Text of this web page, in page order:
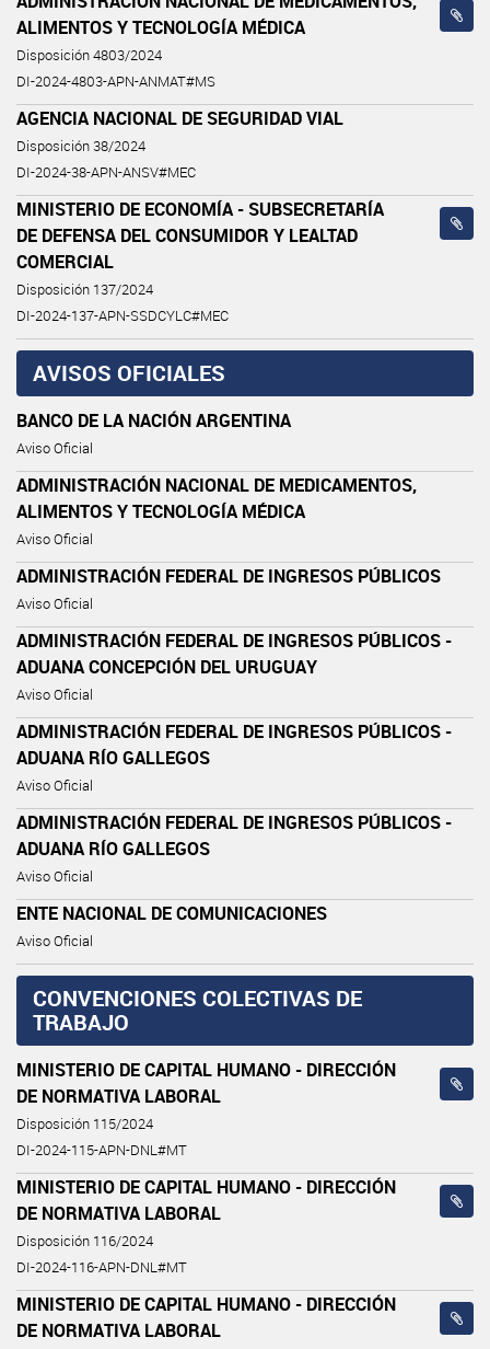
ALIMENTOS Y TECNOLOGÍA MÉDICA
Disposición 4803/2024
DI-2024-4803-APN-ANMAT#MS
AGENCIA NACIONAL DE SEGURIDAD VIAL
Disposición 38/2024
DI-2024-38-APN-ANSV#MEC
MINISTERIO DE ECONOMÍA - SUBSECRETARÍA
DE DEFENSA DEL CONSUMIDOR Y LEALTAD
COMERCIAL
Disposición 137/2024
DI-2024-137-APN-SSDCYLC#MEC
AVISOS OFICIALES
BANCO DE LA NACIÓN ARGENTINA
Aviso Oficial
ADMINISTRACIÓN NACIONAL DE MEDICAMENTOS,
ALIMENTOS Y TECNOLOGÍA MÉDICA
Aviso Oficial
ADMINISTRACIÓN FEDERAL DE INGRESOS PÚBLICOS
Aviso Oficial
ADMINISTRACIÓN FEDERAL DE INGRESOS PÚBLICOS -
ADUANA CONCEPCIÓN DEL URUGUAY
Aviso Oficial
ADMINISTRACIÓN FEDERAL DE INGRESOS PÚBLICOS -
ADUANA RÍO GALLEGOS
Aviso Oficial
ADMINISTRACIÓN FEDERAL DE INGRESOS PÚBLICOS -
ADUANA RÍO GALLEGOS
Aviso Oficial
ENTE NACIONAL DE COMUNICACIONES
Aviso Oficial
CONVENCIONES COLECTIVAS DE
TRABAJO
MINISTERIO DE CAPITAL HUMANO - DIRECCIÓN
DE NORMATIVA LABORAL
Disposición 115/2024
DI-2024-115-APN-DNL#MT
MINISTERIO DE CAPITAL HUMANO - DIRECCIÓN
DE NORMATIVA LABORAL
Disposición 116/2024
DI-2024-116-APN-DNL#MT
MINISTERIO DE CAPITAL HUMANO - DIRECCIÓN
DE NORMATIVA LABORAL